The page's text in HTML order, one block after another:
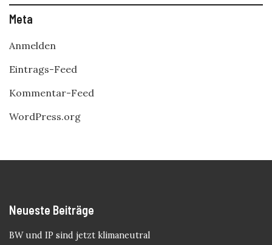
Meta
Anmelden
Eintrags-Feed
Kommentar-Feed
WordPress.org
Neueste Beiträge
BW und IP sind jetzt klimaneutral